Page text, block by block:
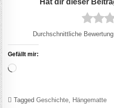
Durchschnittliche Bewertung
Gefällt mir:
Wird geladen …
TaggedGeschichte Hängematte